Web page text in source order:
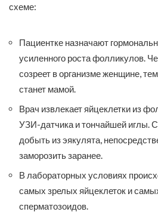
схеме:
Пациентке назначают
усиленного роста фолликулов.
созреет в организме женщине,
станет мамой.
Врач извлекает яйцеклетки из
УЗИ-датчика и тончайшей иглы.
добыть из эякулята,
заморозить заранее.
В лабораторных условиях
самых зрелых яйцеклеток и
сперматозоидов.